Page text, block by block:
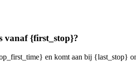
vanaf {first_stop}?
en komt aan bij {last_stop}